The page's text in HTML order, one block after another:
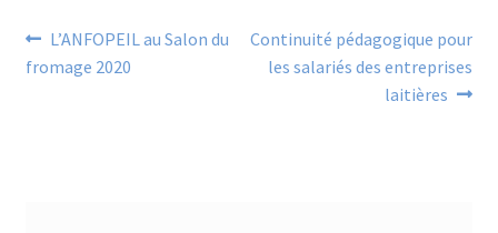
Navigation
de
Article
précédent :
L’ANFOPEIL au Salon du
fromage 2020
Article
suivant :
Continuité pédagogique pour
les salariés des entreprises
laitières